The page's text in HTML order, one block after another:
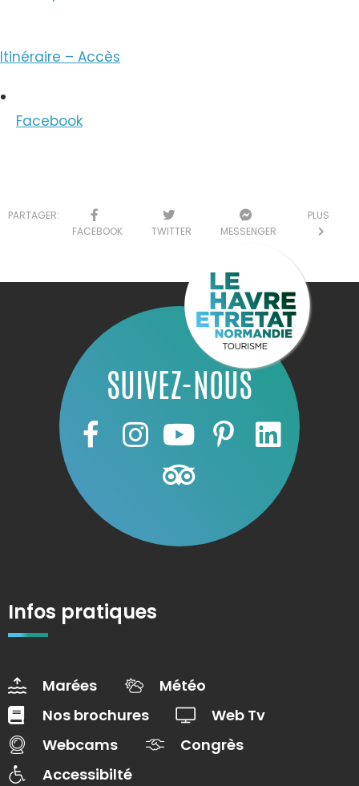
Itinéraire – Accès
Facebook
PARTAGER:
FACEBOOK
TWITTER MESSENGER
PLUS
SUIVEZ-NOUS
Infos pratiques
Marées
Météo
Nos brochures
Web Tv
Webcams
Congrès
Accessibilté